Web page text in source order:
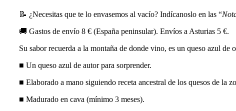
📝 ¿Necesitas que te lo envasemos al vacío? Indícanoslo en las “
🚚 Gastos de envío 8 € (España peninsular). Envíos a Asturias 5 €.
Su sabor recuerda a la montaña de donde vino, es un queso azul
■ Un queso azul de autor para sorprender.
■ Elaborado a mano siguiendo receta ancestral de los quesos de la
■ Madurado en cava (mínimo 3 meses).